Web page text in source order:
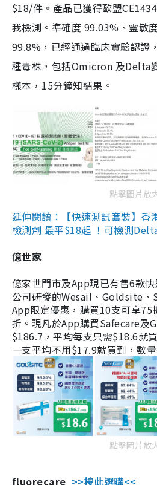
$18/件。產品已獲得歐盟
我檢測。準確度 99.03%、靈敏
99.8%，已經通過臨床實驗認證
種毒株，包括Omicron 及Delta
樣本，15分鐘知結果。
點擊圖片放
延伸閱讀：【快速測試套裝】香
檢測劑 最平$18起 ！可檢測
億世家
億家世門市及App現已有售6款
公司研發的Wesail、Goldsite、
App限定優惠，購買10支可享75
折。現凡於App購買Safecare及
$186.7，平均每支只需$18.6就
一支平均不用$17.9就買到，數
點擊圖片放
fluorecare >>按此選購<<